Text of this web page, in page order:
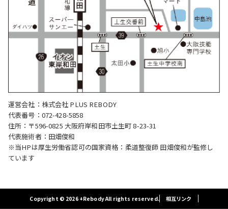
運営会社：株式会社 PLUS REBODY
代表番号：072-428-5858
住所：〒596-0825 大阪府岸和田市土生町 8-23-31
代表施術者：田畑俊和
※当HPは厚生労働省認可の国家資格：柔道整復師 田畑俊和が監修し
ています
Copyright © 2026 +Rebody All rights reserved. 相互リンク